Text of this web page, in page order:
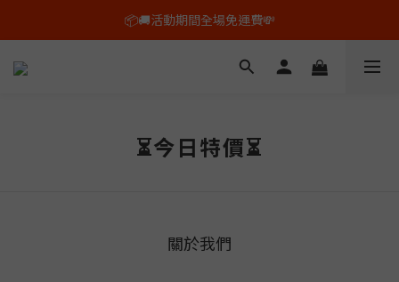
🕙平日上午10點以前的訂單，即日出貨✨
📦🚚活動期間全場免運費💸
🕙平日上午10點以前的訂單，即日出貨✨
⏳今日特價⏳
關於我們